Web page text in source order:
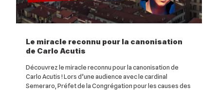
Le miracle reconnu pour la canonisation
de Carlo Acutis
Découvrez le miracle reconnu pour la canonisation de
Carlo Acutis ! Lors d’une audience avec le cardinal
Semeraro, Préfet de la Congrégation pour les causes des